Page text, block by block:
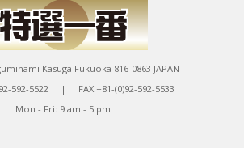
Kasuga Fukuoka 816-0863 JAPAN
592-5522 | FAX +81-(0)92-592-5533
Mon - Fri: 9 am - 5 pm